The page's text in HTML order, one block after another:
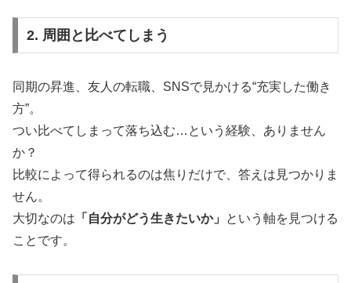
2. 周囲と比べてしまう
同期の昇進、友人の転職、SNSで見かける“充実した働き
方”。
つい比べてしまって落ち込む…という経験、ありません
か？
比較によって得られるのは焦りだけで、答えは見つかりま
せん。
大切なのは 「自分がどう生きたいか」
という軸を見つける
ことです。